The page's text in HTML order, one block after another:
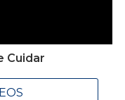
Cuidar